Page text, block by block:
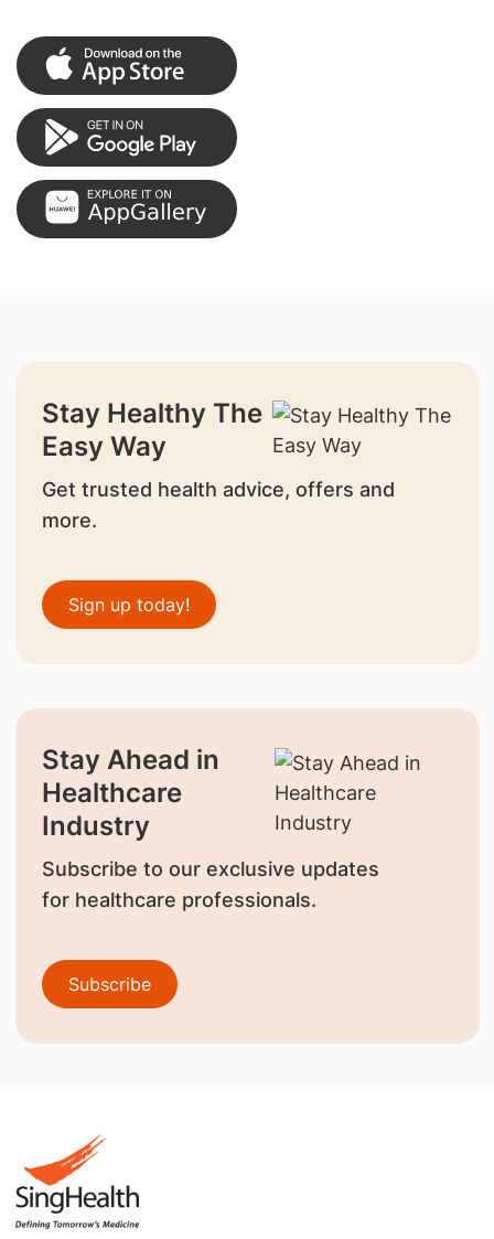
Stay Healthy The
Easy Way
Get trusted health advice, offers and
more.
Sign up today!
Stay Ahead in
Healthcare
Industry
Subscribe to our exclusive updates
for healthcare professionals.
Subscribe